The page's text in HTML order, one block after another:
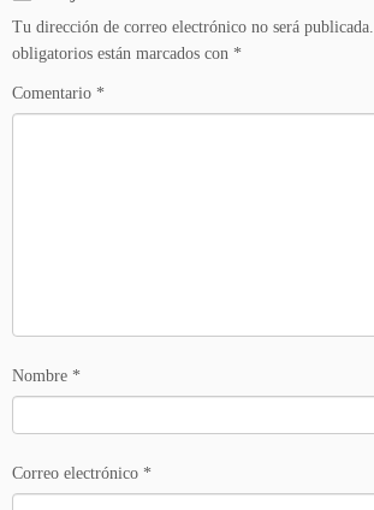
Tu dirección de correo electrónico no será publicada.
obligatorios están marcados con *
Comentario *
Nombre *
Correo electrónico *